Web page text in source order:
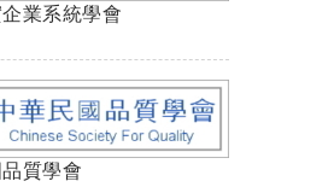
業系統學會
質學會